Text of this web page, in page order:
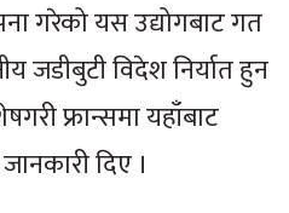
गरेको यस उद्योगबाट गत
जडीबुटी विदेश निर्यात हुन
फ्रान्समा यहाँबाट
दिए ।